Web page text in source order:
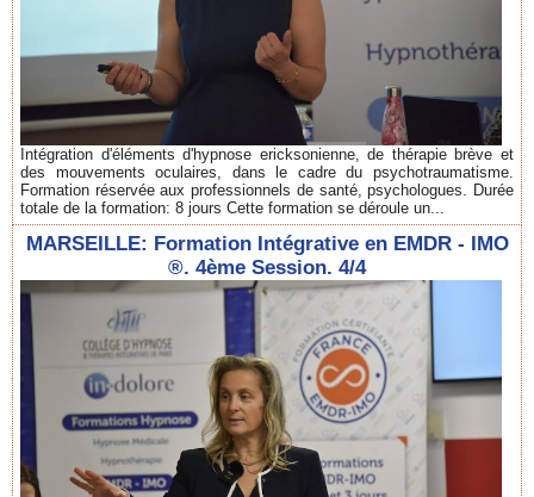
Intégration d'éléments d'hypnose ericksonienne, de thérapie brève et
des mouvements oculaires, dans le cadre du psychotraumatisme.
Formation réservée aux professionnels de santé, psychologues. Durée
totale de la formation: 8 jours Cette formation se déroule un...
MARSEILLE: Formation Intégrative en EMDR - IMO
®. 4ème Session. 4/4